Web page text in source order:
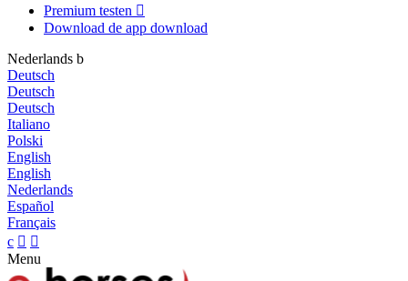
Premium testen 
Download de app download
Nederlands b
Deutsch
Deutsch
Deutsch
Italiano
Polski
English
English
Nederlands
Español
Français
c  
Menu